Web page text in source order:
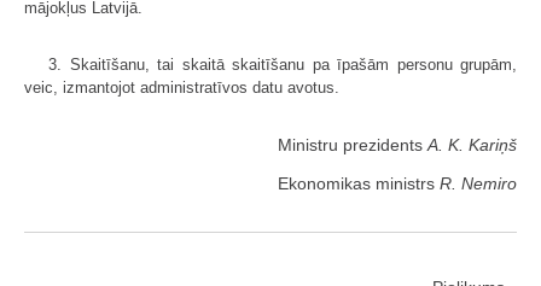
mājokļus Latvijā.
3. Skaitīšanu, tai skaitā skaitīšanu pa īpašām personu grupām,
veic, izmantojot administratīvos datu avotus.
Ministru prezidents A. K. Kariņš
Ekonomikas ministrs R. Nemiro